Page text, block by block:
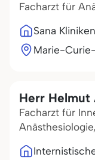
Facharzt für
Sana
Marie-
Herr Helmut
Facharzt für